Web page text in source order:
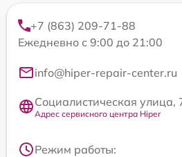
+7 (863) 209-71-88
Ежедневно с 9:00 до 21:00
info@hiper-repair-center.ru
Социалистическая улица,
Адрес сервисного центра Hiper
Режим работы: